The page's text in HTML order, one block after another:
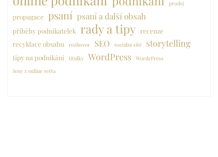
prodej
propagace psaní psaní a další obsah
příběhy podnikatelek rady a tipy recenze
recyklace obsahu
rozhovor SEO sociální sítě storytelling
tipy na podnikání titulky WordPress WordrPress
ženy z online světa